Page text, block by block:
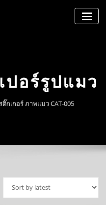
ปอร์รูปแมว
กเกอร์ ภาพแมว CAT-005